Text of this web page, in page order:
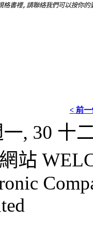
格書裡,請聯絡我們可以按你的
< 前一
, 30 十
站